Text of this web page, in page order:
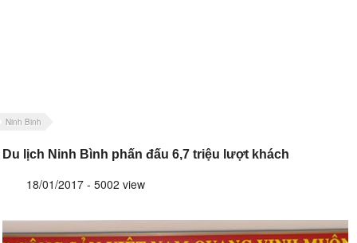
Ninh Binh
Du lịch Ninh Bình phấn đấu 6,7 triệu lượt khách
18/01/2017 - 5002 view